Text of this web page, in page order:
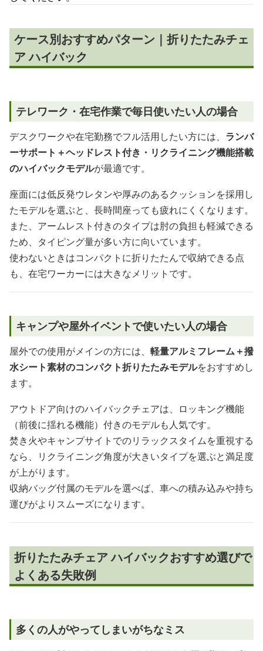
ケース別おすすめパターン｜折りたたみチェ
ア ハイバック
テレワーク・在宅作業で毎日使いたい人の場合
デスクワークや在宅勤務でフル活用したい方には、 ランバ
ーサポート＋ヘッドレスト付き・リクライニング機能搭載
のハイバックモデルが最適です。
座面には低反発ウレタンや厚みのあるクッションを採用し
たモデルを選ぶと、長時間座っても疲れにくくなります。
また、アームレスト付きのタイプは肘の負担も軽減できる
ため、タイピング量が多い方に向いています。
使わないときはコンパクトに折りたたんで収納できる点
も、在宅ワーカーには大きなメリットです。
キャンプや屋外イベントで使いたい人の場合
屋外での使用がメインの方には、 軽量アルミフレーム＋撥
水シート素材のコンパクト折りたたみモデルをおすすめし
ます。
アウトドア向けのハイバックチェアは、ロッキング機能
（前後に揺れる機能）付きのモデルも人気です。
焚き火やキャンプサイトでのリラックスタイムを重視する
なら、リクライニング角度が大きいタイプを選ぶと満足度
が上がります。
収納バッグ付属のモデルを選べば、車への積み込みや持ち
運びがよりスムーズになります。
折りたたみチェア ハイバックおすすめ選びで
よくある失敗例
多くの人がやってしまいがちなミス